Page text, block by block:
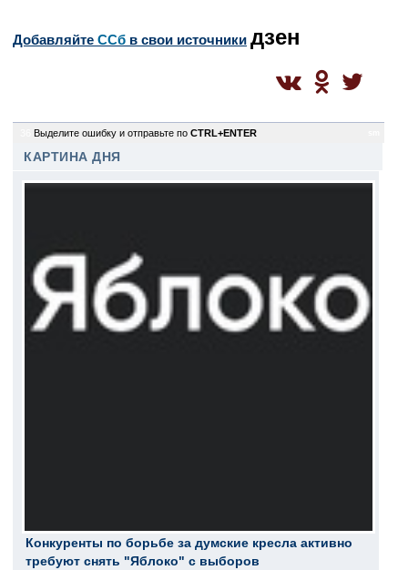
Добавляйте CСб в свои источники дзен
Выделите ошибку и отправьте по CTRL+ENTER
КАРТИНА ДНЯ
Конкуренты по борьбе за думские кресла активно
требуют снять "Яблоко" с выборов